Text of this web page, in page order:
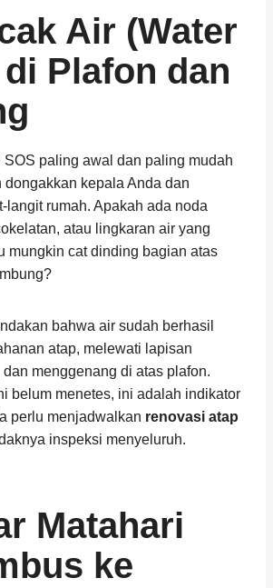
Air (Water
Plafon dan
SOS paling awal dan paling mudah
dongakkan kepala Anda dan
langit rumah. Apakah ada noda
atau lingkaran air yang
mungkin cat dinding bagian atas
bahwa air sudah berhasil
atap, melewati lapisan
menggenang di atas plafon.
belum menetes, ini adalah indikator
perlu menjadwalkan renovasi atap
inspeksi menyeluruh.
Matahari
ke